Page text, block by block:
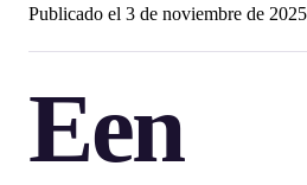
Publicado el 3 de noviembre de 2025
Een